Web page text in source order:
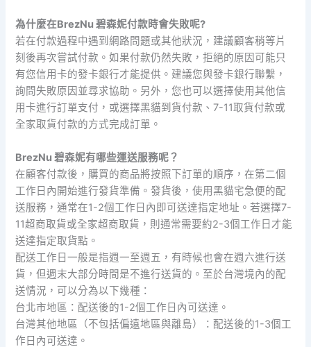
為什麼在BrezNu 碧森妮付款時會失敗呢?
若在付款過程中遇到網路問題或其他狀況，建議顧客稍等片
刻後再次嘗試付款。如果付款仍然失敗，拒絕的原因可能只
有您信用卡的發卡銀行才能提供。建議您與發卡銀行聯繫，
詢問失敗原因並尋求協助。另外，您也可以選擇使用其他信
用卡進行訂單支付，或選擇黑貓到貨付款、7-11取貨付款或
全家取貨付款的方式完成訂單。
BrezNu 碧森妮有哪些運送服務呢？
在顧客付款後，購買的商品將按照下訂單的順序，在第二個
工作日內開始進行發貨準備。發貨後，使用黑貓宅急便的配
送服務，通常在1-2個工作日內即可送達指定地址。若選擇7-
11超商取貨或全家超商取貨，則通常需要約2-3個工作日才能
送達指定取貨點。
配送工作日一般是指週一至週五，有時候也會在週六進行送
貨，但週末大部分時間是不進行送貨的。至於台灣境內的配
送情況，可以分為以下幾種：
台北市地區：配送後的1-2個工作日內可送達。
台灣其他地區（不包括偏遠地區與離島）：配送後的1-3個工
作日內可送達。